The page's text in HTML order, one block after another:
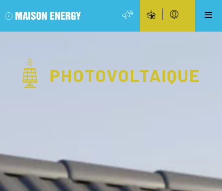
PHOTOVOLTAIQUE